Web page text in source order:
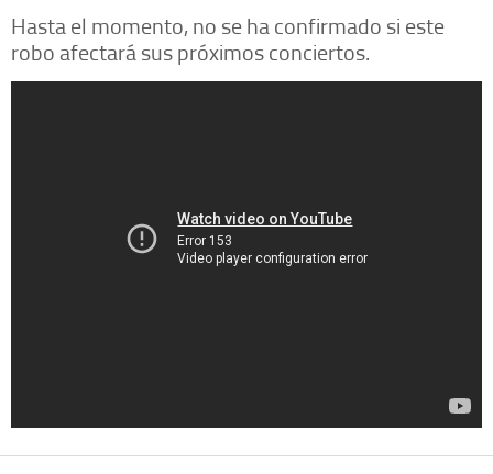
Hasta el momento, no se ha confirmado si este
robo afectará sus próximos conciertos.